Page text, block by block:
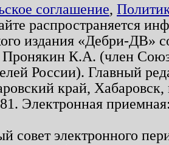
соглашение,
распространяется
издания «Дебри-ДВ»
К.А. (член
России). Главный
край,
Электронная
совет электронного